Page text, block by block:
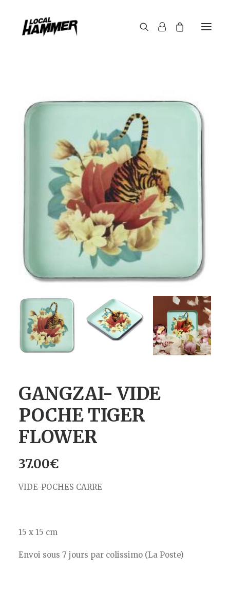
GANGZAI- VIDE
POCHE TIGER
FLOWER
37.00€
VIDE-POCHES CARRE
15 x 15 cm
Envoi sous 7 jours par colissimo (La Poste)